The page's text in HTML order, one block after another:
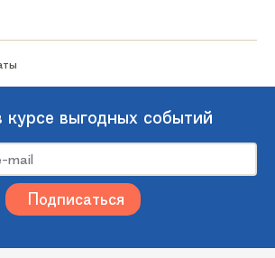
курсе выгодных событий